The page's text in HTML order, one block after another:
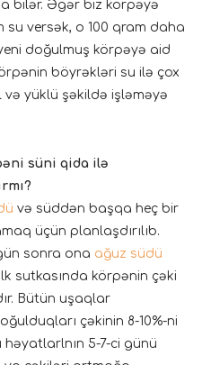
bilər. Əgər biz körpəyə
su versək, o 100 qram daha
doğulmuş körpəyə aid
böyrəkləri su ilə çox
və yüklü şəkildə işləməyə
süni qida ilə
və süddən başqa heç bir
üçün planlaşdırılıb.
sonra ona ağuz südü
sutkasında körpənin çəki
Bütün uşaqlar
çəkinin 8-10%-ni
5-7-ci günü